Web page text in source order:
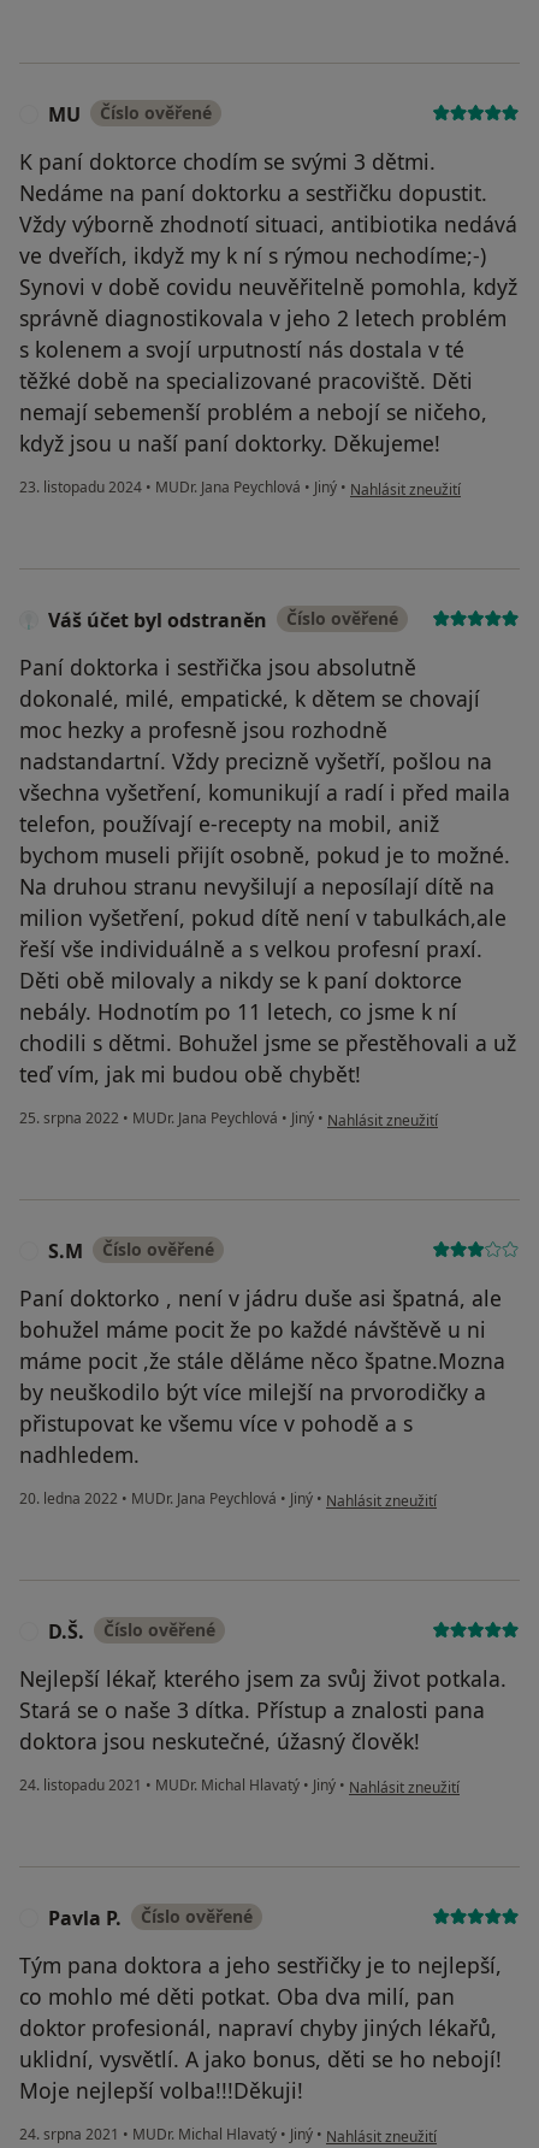
MU Číslo ověřené
K paní doktorce chodím se svými 3 dětmi.
Nedáme na paní doktorku a sestřičku dopustit.
Vždy výborně zhodnotí situaci, antibiotika nedává
ve dveřích, ikdyž my k ní s rýmou nechodíme;-)
Synovi v době covidu neuvěřitelně pomohla, když
správně diagnostikovala v jeho 2 letech problém
s kolenem a svojí urputností nás dostala v té
těžké době na specializované pracoviště. Děti
nemají sebemenší problém a nebojí se ničeho,
když jsou u naší paní doktorky. Děkujeme!
23. listopadu 2024 • MUDr. Jana Peychlová • Jiný • podle názoru uživatele MU
Nahlásit zneužití
Váš účet byl odstraněn Číslo ověřené
Paní doktorka i sestřička jsou absolutně
dokonalé, milé, empatické, k dětem se chovají
moc hezky a profesně jsou rozhodně
nadstandartní. Vždy precizně vyšetří, pošlou na
všechna vyšetření, komunikují a radí i před maila
telefon, používají e-recepty na mobil, aniž
bychom museli přijít osobně, pokud je to možné.
Na druhou stranu nevyšilují a neposílají dítě na
milion vyšetření, pokud dítě není v tabulkách,ale
řeší vše individuálně a s velkou profesní praxí.
Děti obě milovaly a nikdy se k paní doktorce
nebály. Hodnotím po 11 letech, co jsme k ní
chodili s dětmi. Bohužel jsme se přestěhovali a už
teď vím, jak mi budou obě chybět!
25. srpna 2022 • MUDr. Jana Peychlová • Jiný • podle názoru uživatele Váš
Nahlásit zneužití
S.M Číslo ověřené
Paní doktorko , není v jádru duše asi špatná, ale
bohužel máme pocit že po každé návštěvě u ni
máme pocit ,že stále děláme něco špatne.Mozna
by neuškodilo být více milejší na prvorodičky a
přistupovat ke všemu více v pohodě a s
nadhledem.
20. ledna 2022 • MUDr. Jana Peychlová • Jiný • podle názoru uživatele S.M
Nahlásit zneužití
D.Š. Číslo ověřené
Nejlepší lékař, kterého jsem za svůj život potkala.
Stará se o naše 3 dítka. Přístup a znalosti pana
doktora jsou neskutečné, úžasný člověk!
24. listopadu 2021 • MUDr. Michal Hlavatý • Jiný • podle názoru uživatele D.Š.
Nahlásit zneužití
Pavla P. Číslo ověřené
Tým pana doktora a jeho sestřičky je to nejlepší,
co mohlo mé děti potkat. Oba dva milí, pan
doktor profesionál, napraví chyby jiných lékařů,
uklidní, vysvětlí. A jako bonus, děti se ho nebojí!
Moje nejlepší volba!!!Děkuji!
24. srpna 2021 • MUDr. Michal Hlavatý • Jiný • podle názoru uživatele Pavla P.
Nahlásit zneužití